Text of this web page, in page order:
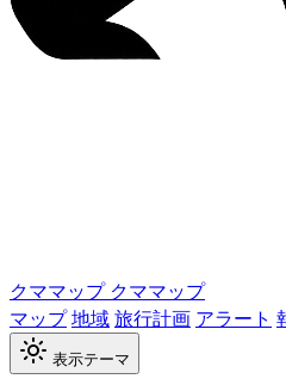
クママップ クママップ
マップ地域旅行計画 アラート
表示テーマ